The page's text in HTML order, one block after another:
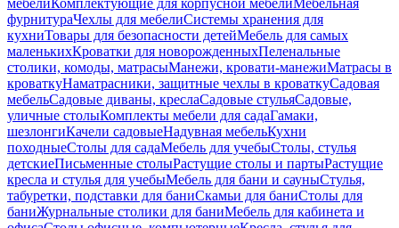
мебелиКомплектующие для корпусной мебелиМебельная
фурнитураЧехлы для мебелиСистемы хранения для
кухниТовары для безопасности детейМебель для самых
маленькихКроватки для новорожденныхПеленальные
столики, комоды, матрасыМанежи, кровати-манежиМатрасы в
кроваткуНаматрасники, защитные чехлы в кроваткуСадовая
мебельСадовые диваны, креслаСадовые стульяСадовые,
уличные столыКомплекты мебели для садаГамаки,
шезлонгиКачели садовыеНадувная мебельКухни
походныеСтолы для садаМебель для учебыСтолы, стулья
детскиеПисьменные столыРастущие столы и партыРастущие
кресла и стулья для учебыМебель для бани и сауныСтулья,
табуретки, подставки для баниСкамьи для баниСтолы для
баниЖурнальные столики для баниМебель для кабинета и